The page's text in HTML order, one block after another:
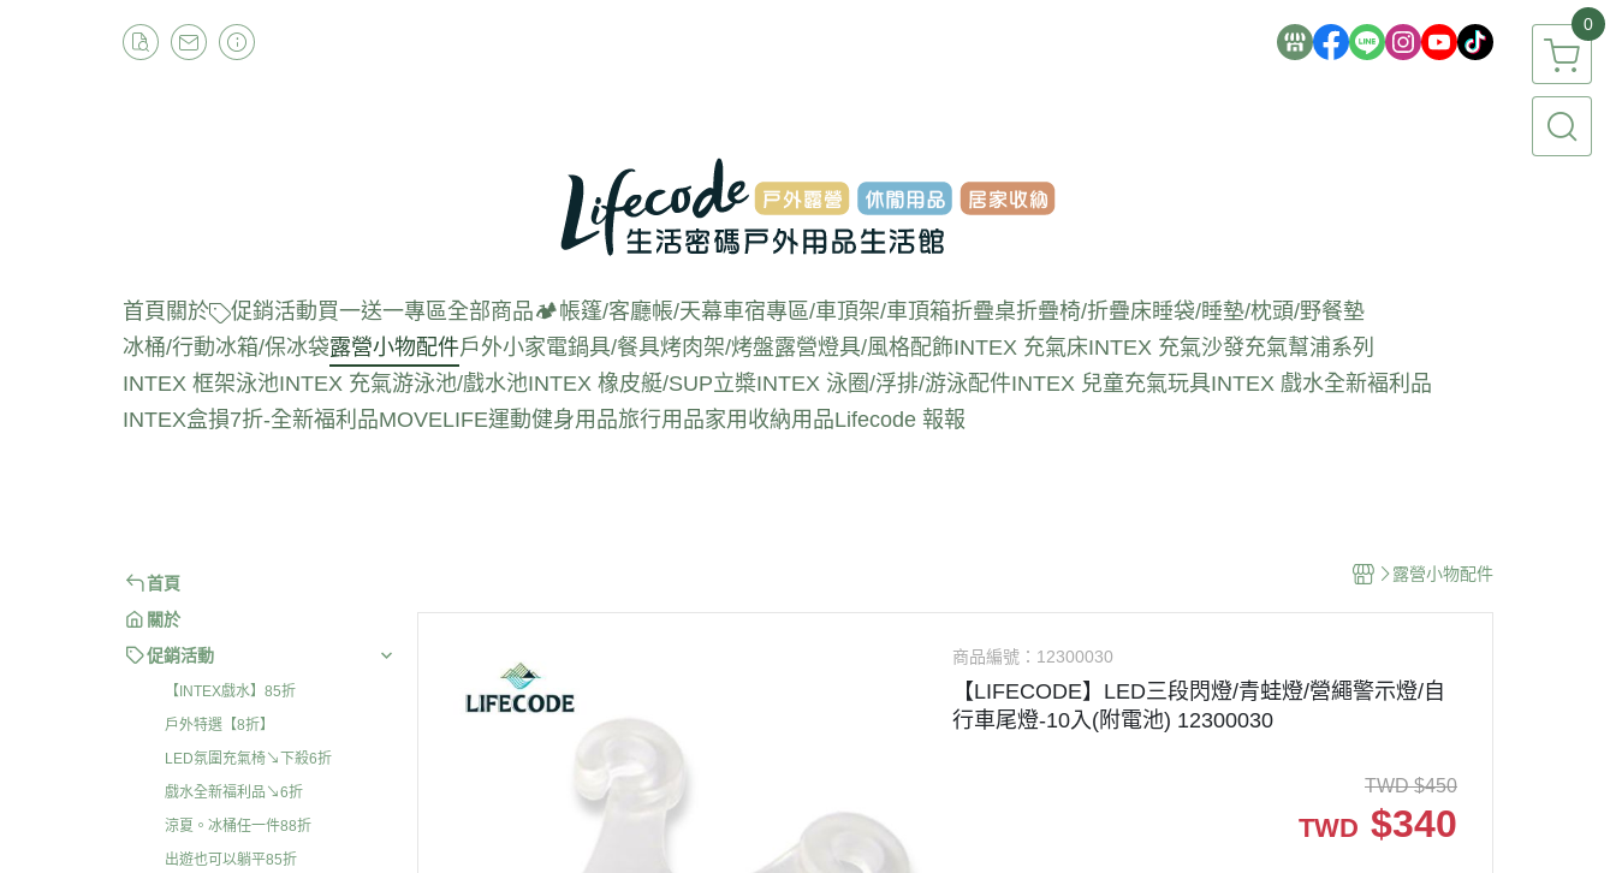
0
首頁 關於 促銷活動買一送一專區全部商品🏕️帳篷/客廳帳/天幕車宿專區/車頂架/車頂箱折疊桌折疊椅/折疊床睡袋/睡墊/枕頭/野餐墊
冰桶/行動冰箱/保冰袋露營小物配件戶外小家電鍋具/餐具烤肉架/烤盤露營燈具/風格配飾INTEX 充氣床INTEX 充氣沙發充氣幫浦系列
INTEX 框架泳池INTEX 充氣游泳池/戲水池INTEX 橡皮艇/SUP立槳INTEX 泳圈/浮排/游泳配件INTEX 兒童充氣玩具INTEX 戲水全新褔利品
INTEX盒損7折-全新福利品MOVELIFE運動健身用品旅行用品家用收納用品Lifecode 報報
首頁
關於
促銷活動
【INTEX戲水】85折
戶外特選【8折】
LED氛圍充氣椅↘下殺6折
戲水全新福利品↘6折
涼夏。冰桶任一件88折
出遊也可以躺平85折
露營小物配件
商品編號： 12300030
【LIFECODE】LED三段閃燈/青蛙燈/營繩警示燈/自
行車尾燈-10入(附電池) 12300030
TWD $450
TWD $340